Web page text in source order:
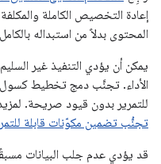
إعادة التخصيص الكاملة
المحتوى بدلاً من استبداله
يمكن أن يؤدي التنفيذ غير
الأداء. تجنَّب دمج تخطيط كسول
للتمرير بدون قيود صريحة.
تجنُّب تضمين مكوّنات قابلة
قد يؤدي عدم جلب البيانات